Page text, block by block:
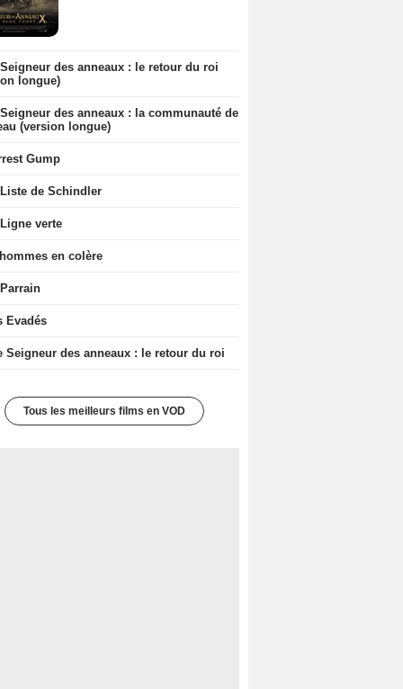
des anneaux : le retour du roi
longue)
des anneaux : la communauté de
(version longue)
Gump
de Schindler
verte
en colère
Evadés
Seigneur des anneaux : le retour du roi
Tous les meilleurs films en VOD